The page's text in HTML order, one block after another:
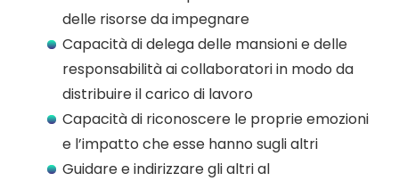
delle risorse da impegnare
Capacità di delega delle mansioni e delle
responsabilità ai collaboratori in modo da
distribuire il carico di lavoro
Capacità di riconoscere le proprie emozioni
e l’impatto che esse hanno sugli altri
Guidare e indirizzare gli altri al